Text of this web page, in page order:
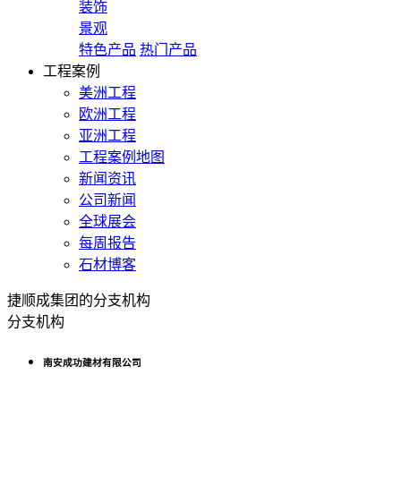
装饰
景观
特色产品 热门产品
工程案例
美洲工程
欧洲工程
亚洲工程
工程案例地图
新闻资讯
公司新闻
全球展会
每周报告
石材博客
捷顺成集团的分支机构
分支机构
南安成功建材有限公司